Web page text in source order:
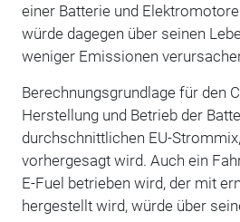
einer Batterie und
würde dagegen über seinen
weniger Emissionen
Berechnungsgrundlage für den
Herstellung und Betrieb der
durchschnittlichen EU-
vorhergesagt wird. Auch ein
E-Fuel betrieben wird, der mit
hergestellt wird, würde über